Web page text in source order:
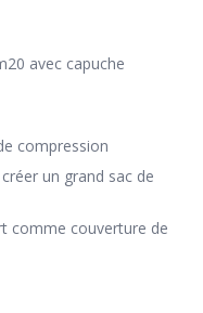
avec capuche
compression
un grand sac de
comme couverture de